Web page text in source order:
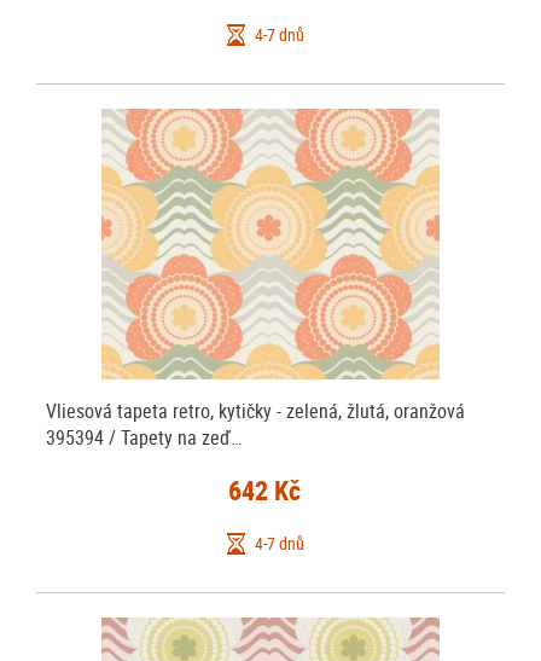
4-7 dnů
Vliesová tapeta retro, kytičky - zelená, žlutá, oranžová
395394 / Tapety na zeď…
642 Kč
4-7 dnů